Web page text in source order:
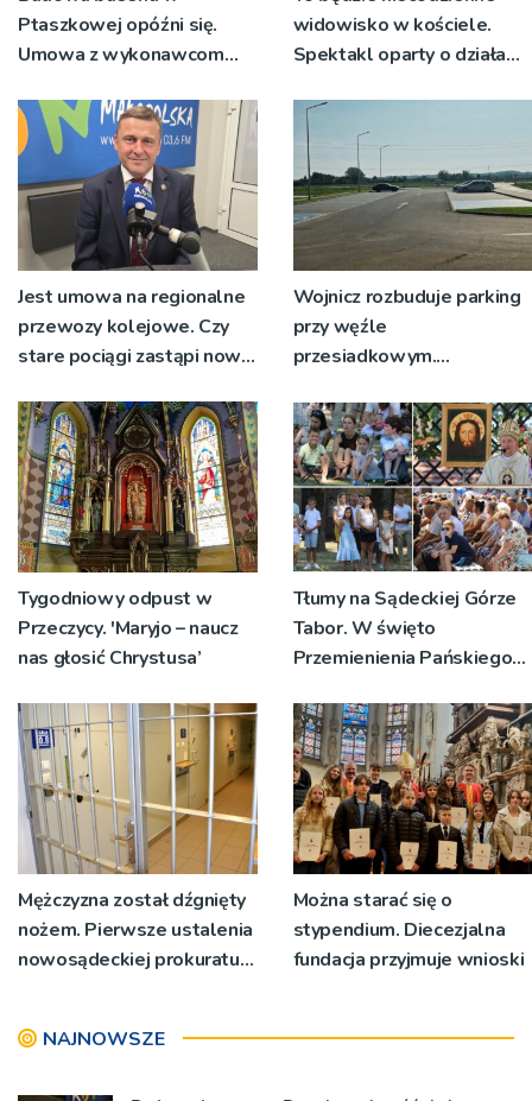
Ptaszkowej opóźni się.
Umowa z wykonawcom
nie zostanie podpisana
widowisko w kościele.
Spektakl oparty o działa
Jest umowa na regionalne
przewozy kolejowe. Czy
stare pociągi zastąpi nowy
Wojnicz rozbuduje parking
przy węźle
przesiadkowym.
miejsc
Tygodniowy odpust w
Przeczycy. 'Maryjo – naucz
nas głosić Chrystusa’
Tłumy na Sądeckiej Górze
Tabor. W święto
Przemienienia Pańskiego
znaczeniu Sakramentów
[ZDJĘCIA]
Mężczyzna został dźgnięty
nożem. Pierwsze ustalenia
nowosądeckiej prokuratury
Można starać się o
stypendium. Diecezjalna
fundacja przyjmuje wnioski
NAJNOWSZE